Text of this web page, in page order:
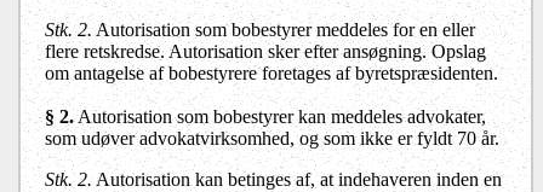
Stk. 2.Autorisation som bobestyrer meddeles for en eller
flere retskredse. Autorisation sker efter ansøgning. Opslag
om antagelse af bobestyrere foretages af byretspræsidenten.
§ 2.Autorisation som bobestyrer kan meddeles advokater,
som udøver advokatvirksomhed, og som ikke er fyldt 70 år.
Stk. 2. Autorisation kan betinges af, at indehaveren inden en